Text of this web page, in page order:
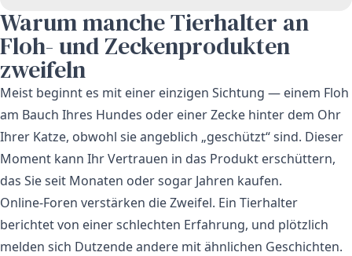
Warum manche Tierhalter an
Floh- und Zeckenprodukten
zweifeln
Meist beginnt es mit einer einzigen Sichtung — einem Floh
am Bauch Ihres Hundes oder einer Zecke hinter dem Ohr
Ihrer Katze, obwohl sie angeblich „geschützt“ sind. Dieser
Moment kann Ihr Vertrauen in das Produkt erschüttern,
das Sie seit Monaten oder sogar Jahren kaufen.
Online-Foren verstärken die Zweifel. Ein Tierhalter
berichtet von einer schlechten Erfahrung, und plötzlich
melden sich Dutzende andere mit ähnlichen Geschichten.